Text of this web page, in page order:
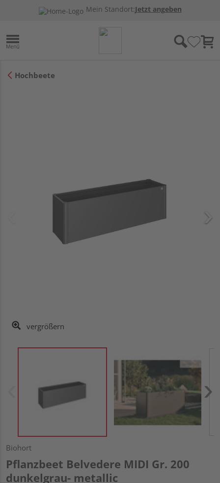
Mein Standort:Jetzt angeben
Hochbeete
vergrößern
Biohort
Pflanzbeet Belvedere MIDI Gr. 200
dunkelgrau- metallic